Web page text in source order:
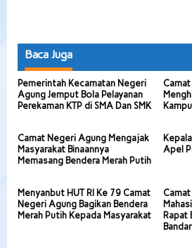
Baca Juga
Pemerintah Kecamatan Negeri
Agung Jemput Bola Pelayanan
Perekaman KTP di SMA Dan SMK
Camat Negeri Agung Mengajak
Masyarakat Binaannya
Memasang Bendera Merah Putih
Apel
Menyanbut HUT RI Ke 79 Camat
Negeri Agung Bagikan Bendera
Merah Putih Kepada Masyarakat
Rapat